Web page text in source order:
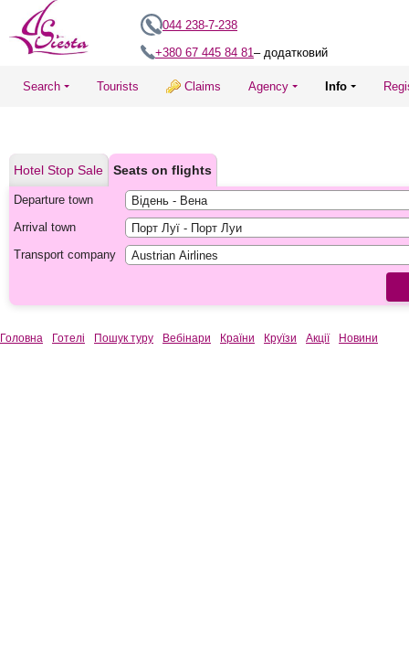
044 238-7-238
+380 67 445 84 81– додатковий
Search Tourists Claims Agency Info
Hotel Stop Sale Seats on flights
Departure town
Arrival town
Transport company
Головна Готелі Пошук туру Вебінари Країни Круїзи Акції Новини